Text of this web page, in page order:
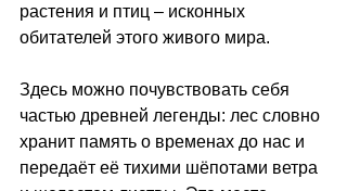
растения и птиц – исконных
обитателей этого живого мира.
Здесь можно почувствовать себя
частью древней легенды: лес словно
хранит память о временах до нас и
передаёт её тихими шёпотами ветра